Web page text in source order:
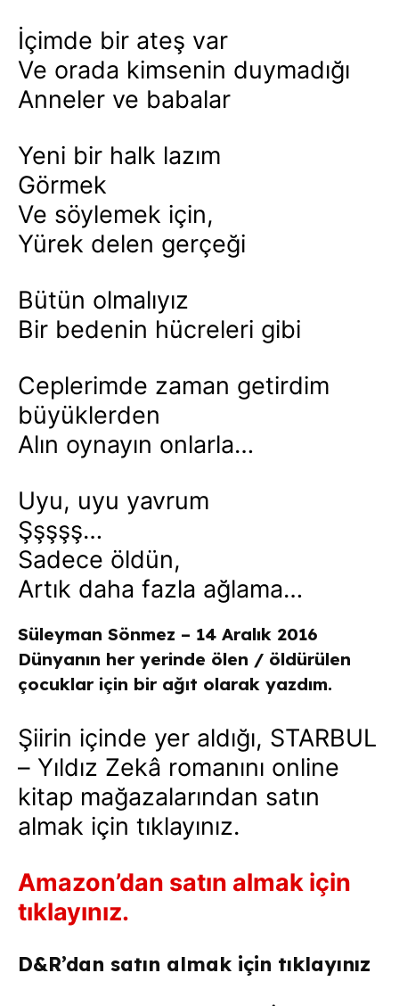
İçimde bir ateş var
Ve orada kimsenin duymadığı
Anneler ve babalar
Yeni bir halk lazım
Görmek
Ve söylemek için,
Yürek delen gerçeği
Bütün olmalıyız
Bir bedenin hücreleri gibi
Ceplerimde zaman getirdim
büyüklerden
Alın oynayın onlarla…
Uyu, uyu yavrum
Şşşşş…
Sadece öldün,
Artık daha fazla ağlama…
Süleyman Sönmez – 14 Aralık 2016
Dünyanın her yerinde ölen / öldürülen
çocuklar için bir ağıt olarak yazdım.
Şiirin içinde yer aldığı, STARBUL
– Yıldız Zekâ romanını online
kitap mağazalarından satın
almak için tıklayınız.
Amazon’dan satın almak için
tıklayınız.
D&R’dan satın almak için tıklayınız